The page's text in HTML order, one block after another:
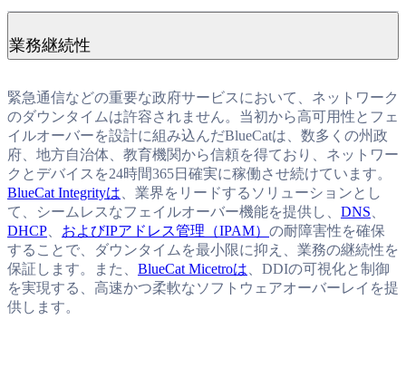
業務継続性
緊急通信などの重要な政府サービスにおいて、ネットワーク
のダウンタイムは許容されません。当初から高可用性とフェ
イルオーバーを設計に組み込んだBlueCatは、数多くの州政
府、地方自治体、教育機関から信頼を得ており、ネットワー
クとデバイスを24時間365日確実に稼働させ続けています。
BlueCat Integrityは 、業界をリードするソリューションとし
て、シームレスなフェイルオーバー機能を提供し、 DNS
DHCP
およびIPアドレス管理（IPAM） の耐障害性を確保
することで、ダウンタイムを最小限に抑え、業務の継続性を
保証します。また、 BlueCat Micetroは 、DDIの可視化と制御
を実現する、高速かつ柔軟なソフトウェアオーバーレイを提
供します。